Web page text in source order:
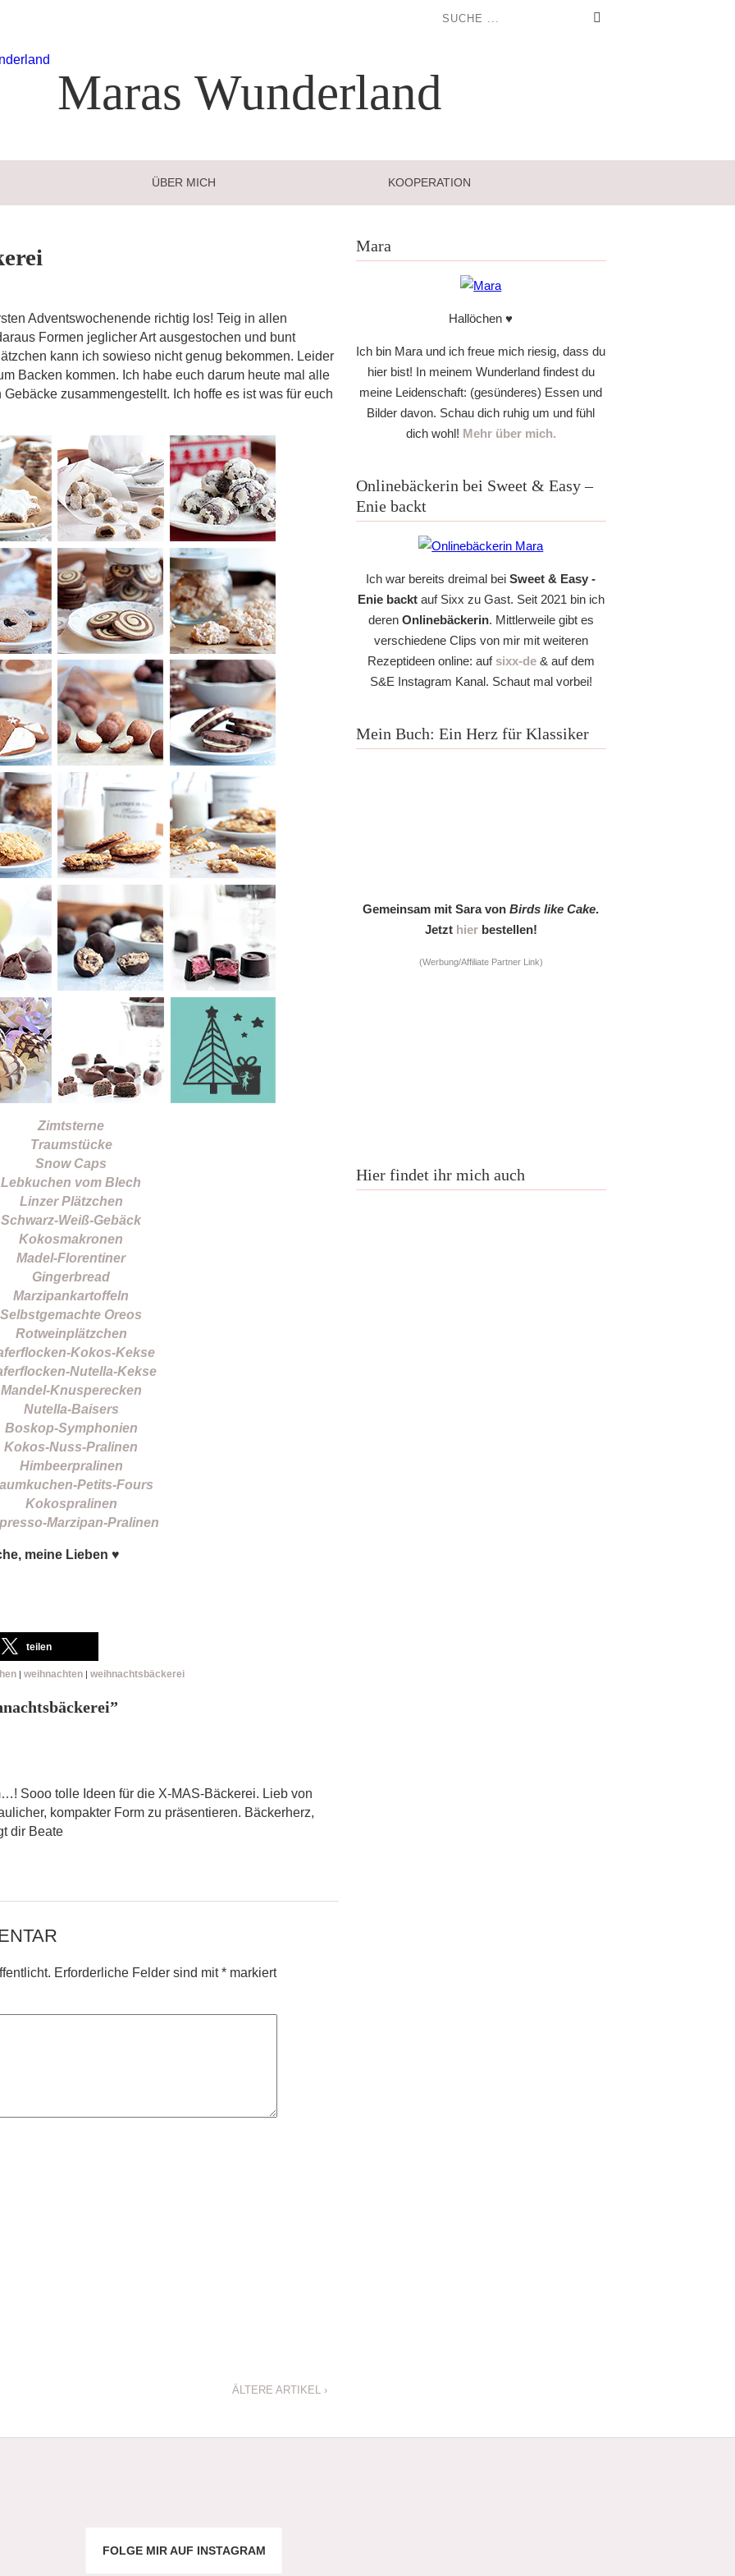
Maras Wunderland
ÜBER MICH KOOPERATION
Adventswochenende richtig los! Teig in allen
Formen jeglicher Art ausgestochen und bunt
kann ich sowieso nicht genug bekommen. Leider
Backen kommen. Ich habe euch darum heute mal alle
zusammengestellt. Ich hoffe es ist was für euch
Zimtsterne
Traumstücke
Snow Caps
Lebkuchen vom Blech
Linzer Plätzchen
Schwarz-Weiß-Gebäck
Kokosmakronen
Madel-Florentiner
Gingerbread
Marzipankartoffeln
Selbstgemachte Oreos
Rotweinplätzchen
Kokos-Kekse
Nutella-Kekse
Mandel-Knusperecken
Nutella-Baisers
Boskop-Symphonien
Kokos-Nuss-Pralinen
Himbeerpralinen
Petits-Fours
Kokospralinen
Marzipan-Pralinen
meine Lieben ♥
teilen
| weihnachten | weihnachtsbäckerei
”
Sooo tolle Ideen für die X-MAS-Bäckerei. Lieb von
kompakter Form zu präsentieren. Bäckerherz,
dir Beate
Erforderliche Felder sind mit* markiert
ÄLTERE ARTIKEL ›
Mara
Hallöchen ♥
Ich bin Mara und ich freue mich riesig, dass du
hier bist! In meinem Wunderland findest du
meine Leidenschaft: (gesünderes) Essen und
Bilder davon. Schau dich ruhig um und fühl
dich wohl! Mehr über mich.
Onlinebäckerin bei Sweet & Easy –
Enie backt
Ich war bereits dreimal beiSweet & Easy -
Enie backtauf Sixx zu Gast. Seit 2021 bin ich
deren Onlinebäckerin. Mittlerweile gibt es
verschiedene Clips von mir mit weiteren
Rezeptideen online: auf sixx-de& auf dem
S&E Instagram Kanal. Schaut mal vorbei!
Mein Buch: Ein Herz für Klassiker
Gemeinsam mit Sara vonBirds like Cake.
Jetzt hierbestellen!
(Werbung/Affiliate Partner Link)
Hier findet ihr mich auch
FOLGE MIR AUF INSTAGRAM